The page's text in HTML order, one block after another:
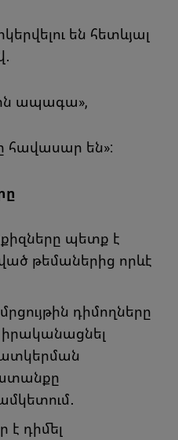
են հետևյալ
ապագա»,
հավասար են»:
պետք է
թեմաներից որևէ
դիմողները
է դիմել